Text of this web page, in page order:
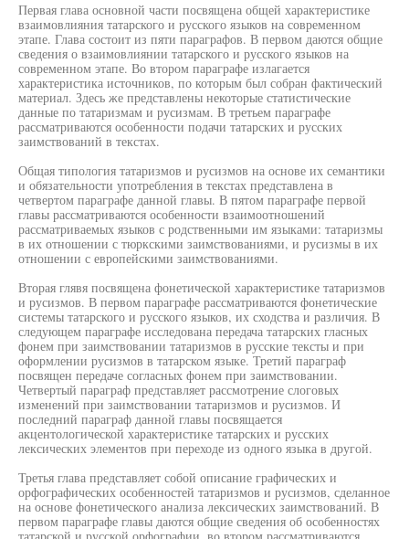
Первая глава основной части посвящена общей характеристике
взаимовлияния татарского и русского языков на современном
этапе. Глава состоит из пяти параграфов. В первом даются общие
сведения о взаимовлиянии татарского и русского языков на
современном этапе. Во втором параграфе излагается
характеристика источников, по которым был собран фактический
материал. Здесь же представлены некоторые статистические
данные по татаризмам и русизмам. В третьем параграфе
рассматриваются особенности подачи татарских и русских
заимствований в текстах.
Общая типология татаризмов и русизмов на основе их семантики
и обязательности употребления в текстах представлена в
четвертом параграфе данной главы. В пятом параграфе первой
главы рассматриваются особенности взаимоотношений
рассматриваемых языков с родственными им языками: татаризмы
в их отношении с тюркскими заимствованиями, и русизмы в их
отношении с европейскими заимствованиями.
Вторая глявя посвящена фонетической характеристике татаризмов
и русизмов. В первом параграфе рассматриваются фонетические
системы татарского и русского языков, их сходства и различия. В
следующем параграфе исследована передача татарских гласных
фонем при заимствовании татаризмов в русские тексты и при
оформлении русизмов в татарском языке. Третий параграф
посвящен передаче согласных фонем при заимствовании.
Четвертый параграф представляет рассмотрение слоговых
изменений при заимствовании татаризмов и русизмов. И
последний параграф данной главы посвящается
акцентологической характеристике татарских и русских
лексических элементов при переходе из одного языка в другой.
Третья глава представляет собой описание графических и
орфографических особенностей татаризмов и русизмов, сделанное
на основе фонетического анализа лексических заимствований. В
первом параграфе главы даются общие сведения об особенностях